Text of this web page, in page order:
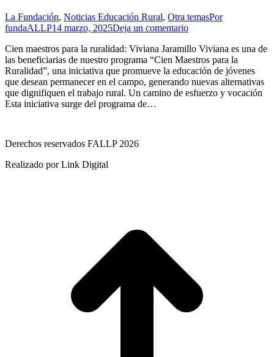
La Fundación, Noticias Educación Rural, Otra temasPor
fundaALLP14 marzo, 2025Deja un comentario
Cien maestros para la ruralidad: Viviana Jaramillo Viviana es una de
las beneficiarias de nuestro programa “Cien Maestros para la
Ruralidad”, una iniciativa que promueve la educación de jóvenes
que desean permanecer en el campo, generando nuevas alternativas
que dignifiquen el trabajo rural. Un camino de esfuerzo y vocación
Esta iniciativa surge del programa de…
Derechos reservados FALLP 2026
Realizado por Link Digital